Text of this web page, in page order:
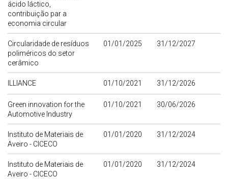
ácido láctico,
contribuição par a
economia circular
Circularidade de resíduos
poliméricos do setor
cerâmico
01/01/2025 31/12/2027
ILLIANCE 01/10/2021 31/12/2026
Green innovation for the
Automotive Industry
01/10/2021 30/06/2026
Instituto de Materiais de
Aveiro - CICECO
01/01/2020 31/12/2024
Instituto de Materiais de
Aveiro - CICECO
01/01/2020 31/12/2024